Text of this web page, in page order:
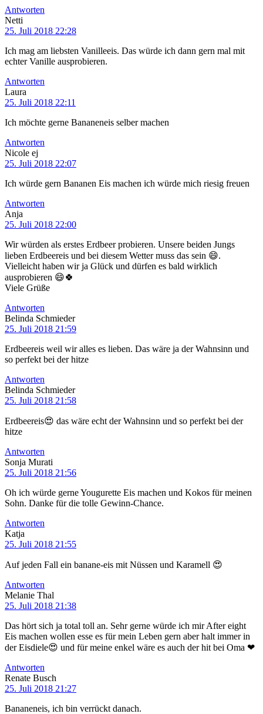
Antworten
Netti
25. Juli 2018 22:28
Ich mag am liebsten Vanilleeis. Das würde ich dann gern mal mit
echter Vanille ausprobieren.
Antworten
Laura
25. Juli 2018 22:11
Ich möchte gerne Bananeneis selber machen
Antworten
Nicole ej
25. Juli 2018 22:07
Ich würde gern Bananen Eis machen ich würde mich riesig freuen
Antworten
Anja
25. Juli 2018 22:00
Wir würden als erstes Erdbeer probieren. Unsere beiden Jungs
lieben Erdbeereis und bei diesem Wetter muss das sein 😄.
Vielleicht haben wir ja Glück und dürfen es bald wirklich
ausprobieren 😄🍀
Viele Grüße
Antworten
Belinda Schmieder
25. Juli 2018 21:59
Erdbeereis weil wir alles es lieben. Das wäre ja der Wahnsinn und
so perfekt bei der hitze
Antworten
Belinda Schmieder
25. Juli 2018 21:58
Erdbeereis😍 das wäre echt der Wahnsinn und so perfekt bei der
hitze
Antworten
Sonja Murati
25. Juli 2018 21:56
Oh ich würde gerne Yougurette Eis machen und Kokos für meinen
Sohn. Danke für die tolle Gewinn-Chance.
Antworten
Katja
25. Juli 2018 21:55
Auf jeden Fall ein banane-eis mit Nüssen und Karamell 😍
Antworten
Melanie Thal
25. Juli 2018 21:38
Das hört sich ja total toll an. Sehr gerne würde ich mir After eight
Eis machen wollen esse es für mein Leben gern aber halt immer in
der Eisdiele😍 und für meine enkel wäre es auch der hit bei Oma ❤
Antworten
Renate Busch
25. Juli 2018 21:27
Bananeneis, ich bin verrückt danach.